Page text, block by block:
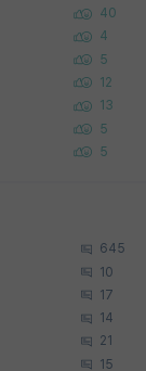
40
4
5
12
13
5
5
645
10
17
14
21
15